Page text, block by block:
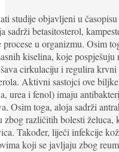
studije objavljeni u
sadrži betasitosterol,
procese u organizmu. Osim
kiselina, koje pospješuju
cirkulaciju i regulira
Aktivni sastojci ove
urea i fenol) imaju
Osim toga, aloja sadrži
zbog različitih bolesti
Također, liječi infekcije
koji se javljaju zbog